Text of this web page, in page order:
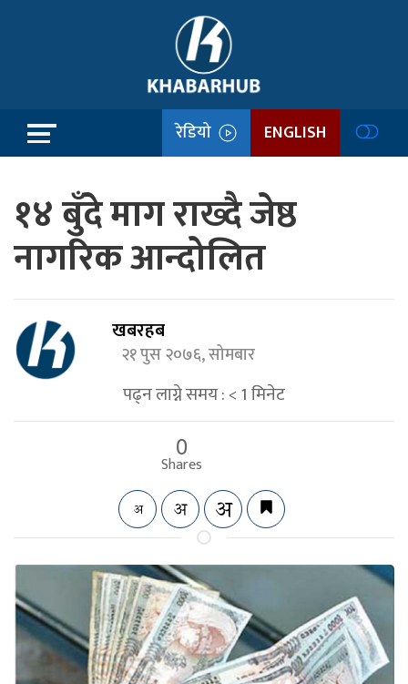
रेडियो ENGLISH
१४ बुँदे माग राख्दै जेष्ठ
नागरिक आन्दोलित
खबरहब
२१ पुस २०७६, सोमबार
पढ्न लाग्ने समय :< 1मिनेट
0
Shares